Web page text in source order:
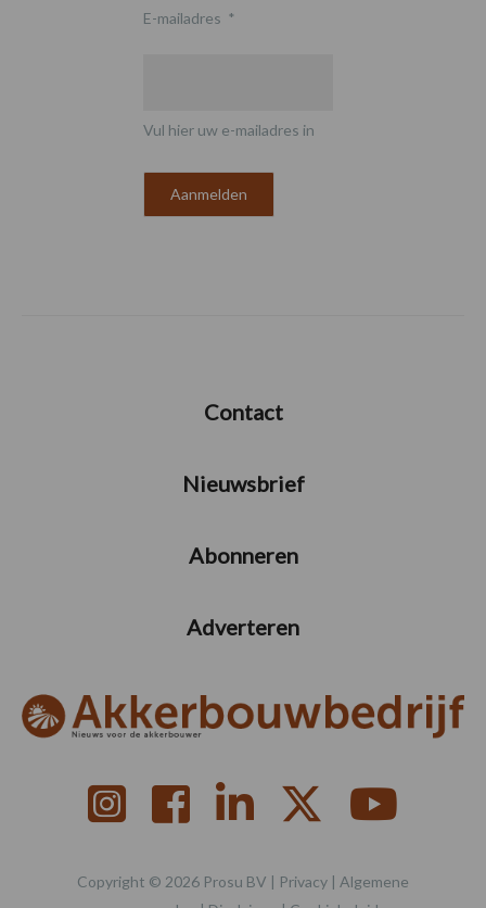
E-mailadres *
Vul hier uw e-mailadres in
Contact
Nieuwsbrief
Abonneren
Adverteren
Copyright © 2026 Prosu BV | Privacy | Algemene